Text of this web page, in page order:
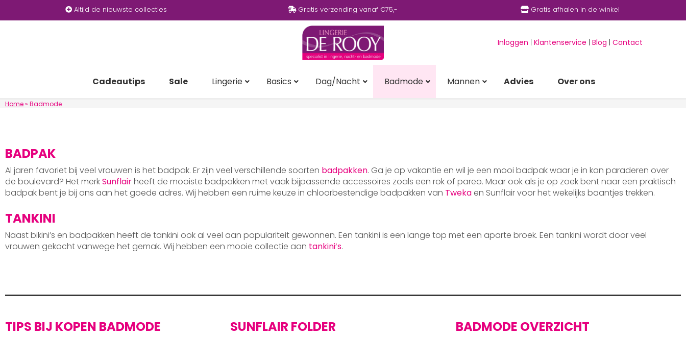
Altijd de nieuwste collecties Gratis verzending vanaf €75,- Gratis afhalen in de winkel
Inloggen Klantenservice Blog Contact
Cadeautips Sale Lingerie Basics Dag/Nacht Badmode Mannen Advies Over ons
Home» Badmode
BADPAK
Al jaren favoriet bij veel vrouwen is het badpak. Er zijn veel verschillende soorten badpakken. Ga je op vakantie en wil je een mooi badpak waar je in kan paraderen over
de boulevard? Het merkSunflairheeft de mooiste badpakken met vaak bijpassende accessoires zoals een rok of pareo. Maar ook als je op zoek bent naar een praktisch
badpak bent je bij ons aan het goede adres. Wij hebben een ruime keuze in chloorbestendige badpakken van Tweka en Sunflair voor het wekelijks baantjes trekken.
TANKINI
Naast bikini’s en badpakken heeft de tankini ook al veel aan populariteit gewonnen. Een tankini is een lange top met een aparte broek. Een tankini wordt door veel
vrouwen gekocht vanwege het gemak. Wij hebben een mooie collectie aan tankini’s.
TIPS BIJ KOPEN BADMODE SUNFLAIR FOLDER BADMODE OVERZICHT